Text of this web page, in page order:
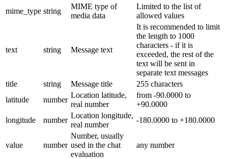
mime_type string
MIME type of
media data
Limited to the list of
allowed values
text string Message text
It is recommended to limit
the length to 1000
characters - if it is
exceeded, the rest of the
text will be sent in
separate text messages
title
string Message title
255 characters
latitude
number
Location latitude,
real number
from -90.0000 to
+90.0000
longitude
number
Location longitude,
real number
-180.0000 to +180.0000
value number
Number, usually
used in the chat
evaluation
any number